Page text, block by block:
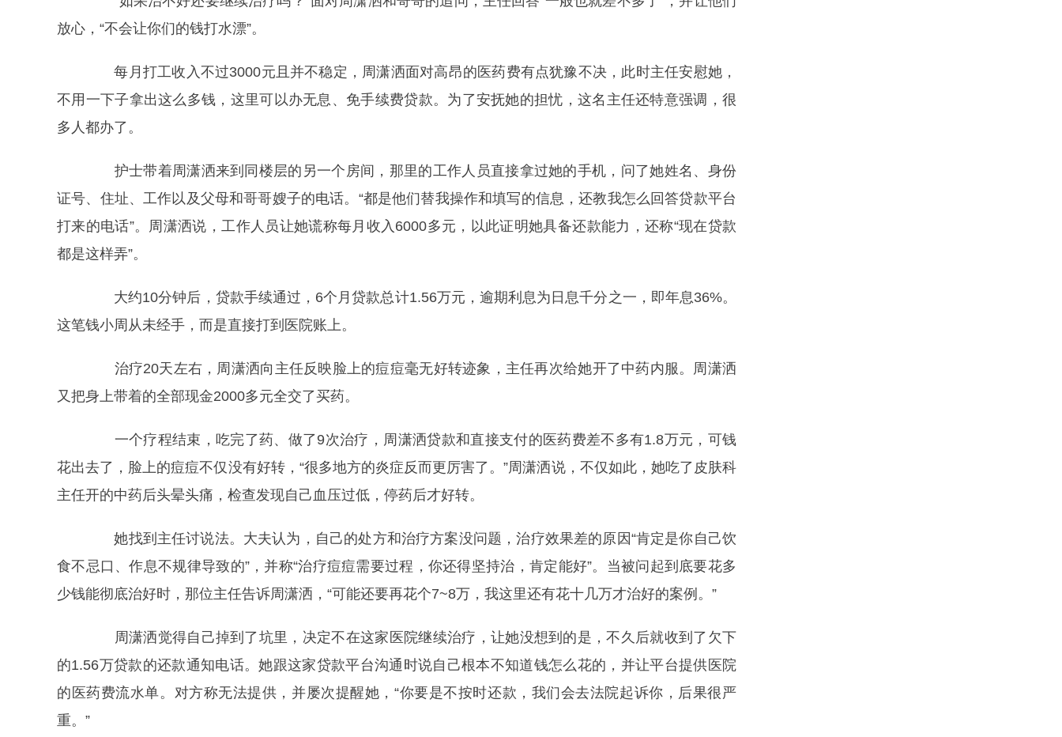
放心，“不会让你们的钱打水漂”。
每月打工收入不过3000元且并不稳定，周潇洒面对高昂的医药费有点犹豫不决，此时主任安慰她，
不用一下子拿出这么多钱，这里可以办无息、免手续费贷款。为了安抚她的担忧，这名主任还特意强调，很
多人都办了。
护士带着周潇洒来到同楼层的另一个房间，那里的工作人员直接拿过她的手机，问了她姓名、身份
证号、住址、工作以及父母和哥哥嫂子的电话。“都是他们替我操作和填写的信息，还教我怎么回答贷款平台
打来的电话”。周潇洒说，工作人员让她谎称每月收入6000多元，以此证明她具备还款能力，还称“现在贷款
都是这样弄”。
大约10分钟后，贷款手续通过，6个月贷款总计1.56万元，逾期利息为日息千分之一，即年息36%。
这笔钱小周从未经手，而是直接打到医院账上。
治疗20天左右，周潇洒向主任反映脸上的痘痘毫无好转迹象，主任再次给她开了中药内服。周潇洒
又把身上带着的全部现金2000多元全交了买药。
一个疗程结束，吃完了药、做了9次治疗，周潇洒贷款和直接支付的医药费差不多有1.8万元，可钱
花出去了，脸上的痘痘不仅没有好转，“很多地方的炎症反而更厉害了。”周潇洒说，不仅如此，她吃了皮肤科
主任开的中药后头晕头痛，检查发现自己血压过低，停药后才好转。
她找到主任讨说法。大夫认为，自己的处方和治疗方案没问题，治疗效果差的原因“肯定是你自己饮
食不忌口、作息不规律导致的”，并称“治疗痘痘需要过程，你还得坚持治，肯定能好”。当被问起到底要花多
少钱能彻底治好时，那位主任告诉周潇洒，“可能还要再花个7~8万，我这里还有花十几万才治好的案例。”
周潇洒觉得自己掉到了坑里，决定不在这家医院继续治疗，让她没想到的是，不久后就收到了欠下
的1.56万贷款的还款通知电话。她跟这家贷款平台沟通时说自己根本不知道钱怎么花的，并让平台提供医院
的医药费流水单。对方称无法提供，并屡次提醒她，“你要是不按时还款，我们会去法院起诉你，后果很严
重。”